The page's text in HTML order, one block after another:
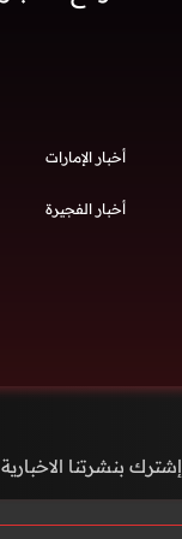
أخبار الإمارات
أخبار الفجيرة
إشترك بنشرتنا الاخبارية